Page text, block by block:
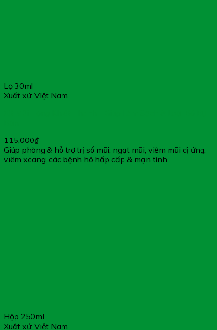
Lọ 30ml
Xuất xứ: Việt Nam
115,000₫
Giúp phòng & hỗ trợ trị sổ mũi, ngạt mũi, viêm mũi dị ứng,
viêm xoang, các bệnh hô hấp cấp & mạn tính.
Hộp 250ml
Xuất xứ: Việt Nam